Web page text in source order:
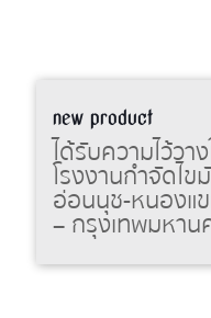
new product
ได้รับความไว้วา
โรงงานกำจัดไข
อ่อนนุช-หนองแ
– กรุงเทพมหาน